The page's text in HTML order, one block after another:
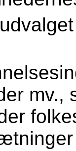
mv.,